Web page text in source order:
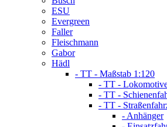
ESU
Evergreen
Faller
Fleischmann
Gabor
Hädl
- TT - Maßstab 1:120
- TT -
- TT -
- TT -
- Anhänger